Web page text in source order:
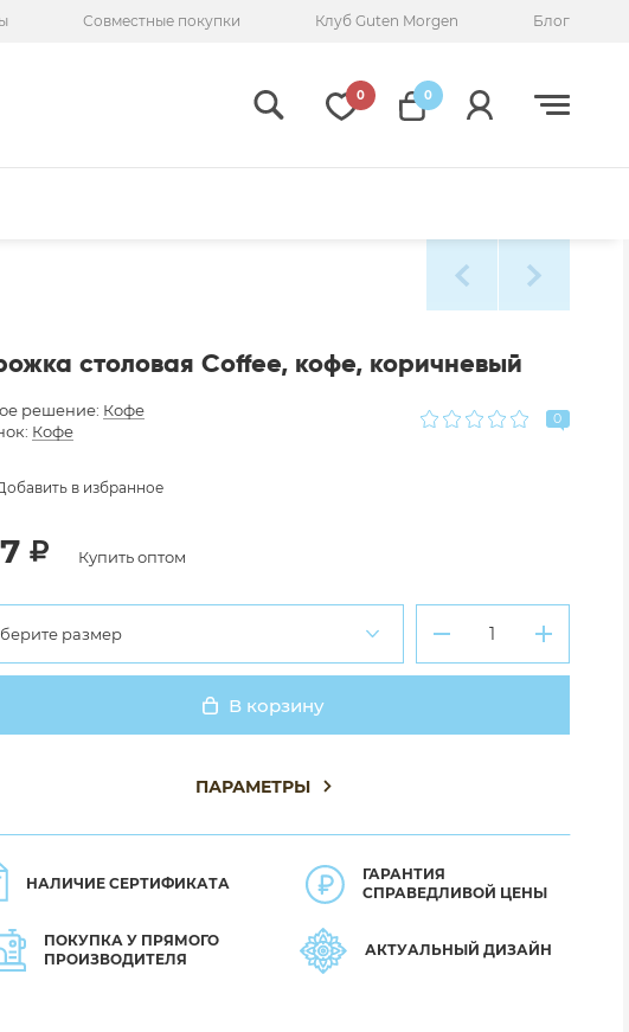
Совместные покупки Клуб Guten Morgen Блог
0 0
столовая Coffee, кофе, коричневый
решение: Кофе
Кофе
0
Купить оптом
размер
В корзину
ПАРАМЕТРЫ
НАЛИЧИЕ СЕРТИФИКАТА
ГАРАНТИЯ
СПРАВЕДЛИВОЙ ЦЕНЫ
ПОКУПКА У ПРЯМОГО
ПРОИЗВОДИТЕЛЯ
АКТУАЛЬНЫЙ ДИЗАЙН